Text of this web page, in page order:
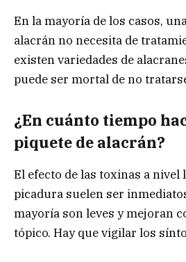
En la mayoría de los casos,
alacrán no necesita de
existen variedades de
puede ser mortal de no
¿En cuánto tiempo
piquete de alacrán?
El efecto de las toxinas a nivel
picadura suelen ser
mayoría son leves y mejoran
tópico. Hay que vigilar los